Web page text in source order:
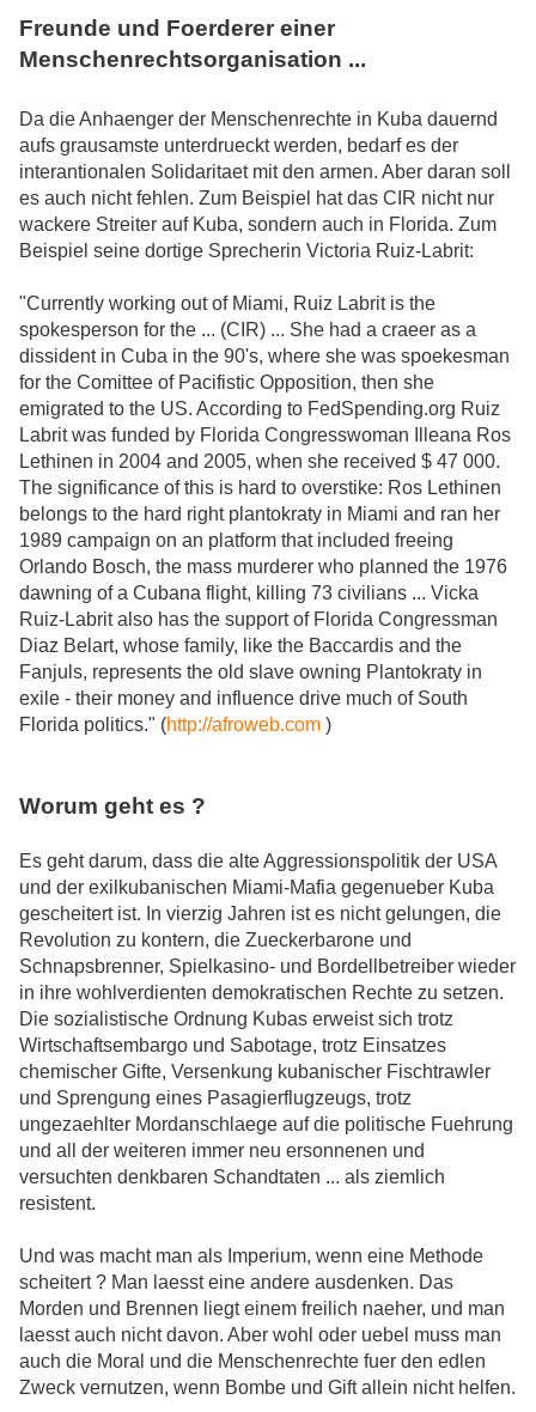
Freunde und Foerderer einer
Menschenrechtsorganisation ...
Da die Anhaenger der Menschenrechte in Kuba dauernd
aufs grausamste unterdrueckt werden, bedarf es der
interantionalen Solidaritaet mit den armen. Aber daran soll
es auch nicht fehlen. Zum Beispiel hat das CIR nicht nur
wackere Streiter auf Kuba, sondern auch in Florida. Zum
Beispiel seine dortige Sprecherin Victoria Ruiz-Labrit:
"Currently working out of Miami, Ruiz Labrit is the
spokesperson for the ... (CIR) ... She had a craeer as a
dissident in Cuba in the 90's, where she was spoekesman
for the Comittee of Pacifistic Opposition, then she
emigrated to the US. According to FedSpending.org Ruiz
Labrit was funded by Florida Congresswoman Illeana Ros
Lethinen in 2004 and 2005, when she received $ 47 000.
The significance of this is hard to overstike: Ros Lethinen
belongs to the hard right plantokraty in Miami and ran her
1989 campaign on an platform that included freeing
Orlando Bosch, the mass murderer who planned the 1976
dawning of a Cubana flight, killing 73 civilians ... Vicka
Ruiz-Labrit also has the support of Florida Congressman
Diaz Belart, whose family, like the Baccardis and the
Fanjuls, represents the old slave owning Plantokraty in
exile - their money and influence drive much of South
Florida politics." (http://afroweb.com )
Worum geht es ?
Es geht darum, dass die alte Aggressionspolitik der USA
und der exilkubanischen Miami-Mafia gegenueber Kuba
gescheitert ist. In vierzig Jahren ist es nicht gelungen, die
Revolution zu kontern, die Zueckerbarone und
Schnapsbrenner, Spielkasino- und Bordellbetreiber wieder
in ihre wohlverdienten demokratischen Rechte zu setzen.
Die sozialistische Ordnung Kubas erweist sich trotz
Wirtschaftsembargo und Sabotage, trotz Einsatzes
chemischer Gifte, Versenkung kubanischer Fischtrawler
und Sprengung eines Pasagierflugzeugs, trotz
ungezaehlter Mordanschlaege auf die politische Fuehrung
und all der weiteren immer neu ersonnenen und
versuchten denkbaren Schandtaten ... als ziemlich
resistent.
Und was macht man als Imperium, wenn eine Methode
scheitert ? Man laesst eine andere ausdenken. Das
Morden und Brennen liegt einem freilich naeher, und man
laesst auch nicht davon. Aber wohl oder uebel muss man
auch die Moral und die Menschenrechte fuer den edlen
Zweck vernutzen, wenn Bombe und Gift allein nicht helfen.